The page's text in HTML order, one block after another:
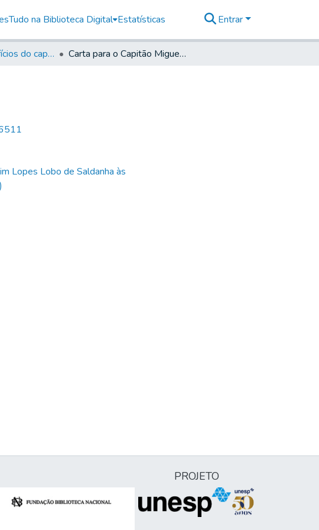
Tudo na Biblioteca Digital Estatísticas Entrar
Volume 74 - Ofícios do capitão General Martim Lopes Lobo de Saldanha às Câmaras e Comandantes da Capitania (1775) Carta para o Capitão Miguel Ribeiro Ribas
Lopes Lobo de Saldanha às
PROJETO